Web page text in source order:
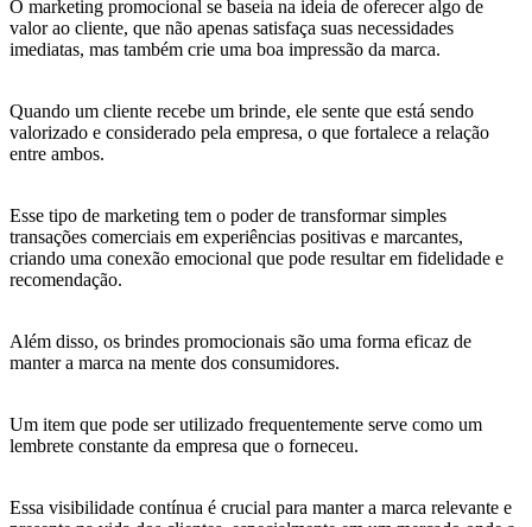
O marketing promocional se baseia na ideia de oferecer algo de
valor ao cliente, que não apenas satisfaça suas necessidades
imediatas, mas também crie uma boa impressão da marca.
Quando um cliente recebe um brinde, ele sente que está sendo
valorizado e considerado pela empresa, o que fortalece a relação
entre ambos.
Esse tipo de marketing tem o poder de transformar simples
transações comerciais em experiências positivas e marcantes,
criando uma conexão emocional que pode resultar em fidelidade e
recomendação.
Além disso, os brindes promocionais são uma forma eficaz de
manter a marca na mente dos consumidores.
Um item que pode ser utilizado frequentemente serve como um
lembrete constante da empresa que o forneceu.
Essa visibilidade contínua é crucial para manter a marca relevante e